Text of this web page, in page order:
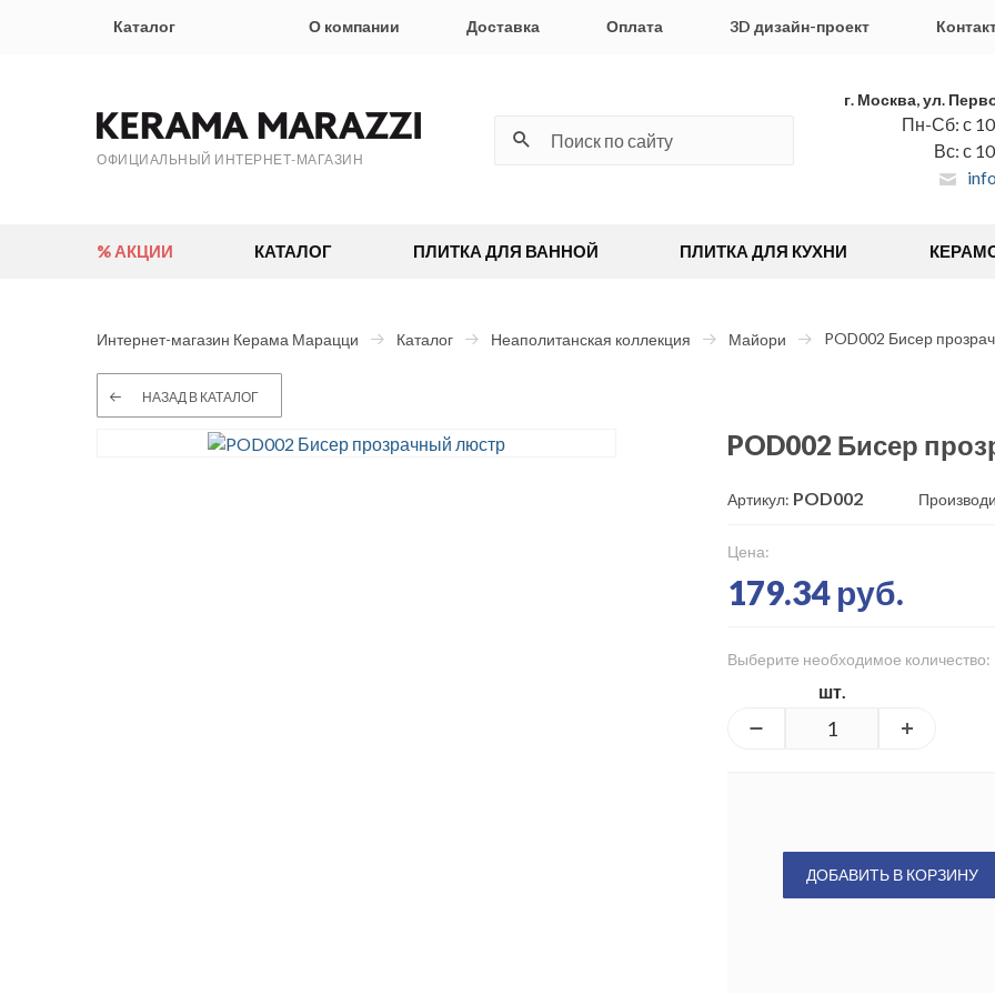
Каталог О компании Доставка Оплата 3D дизайн-проект
ОФИЦИАЛЬНЫЙ ИНТЕРНЕТ-МАГАЗИН
г. Москва, ул.
Пн-Сб: с
Вс: с
% АКЦИИ КАТАЛОГ ПЛИТКА ДЛЯ ВАННОЙ ПЛИТКА ДЛЯ КУХНИ
Интернет-магазин Керама Марацци Каталог Неаполитанская коллекция Майори POD002 Бисер
НАЗАД В КАТАЛОГ
POD002 Бисер
Артикул: POD002
Цена:
179.34 руб.
Выберите необходимое количество:
шт.
ДОБАВИТЬ В КОРЗИНУ